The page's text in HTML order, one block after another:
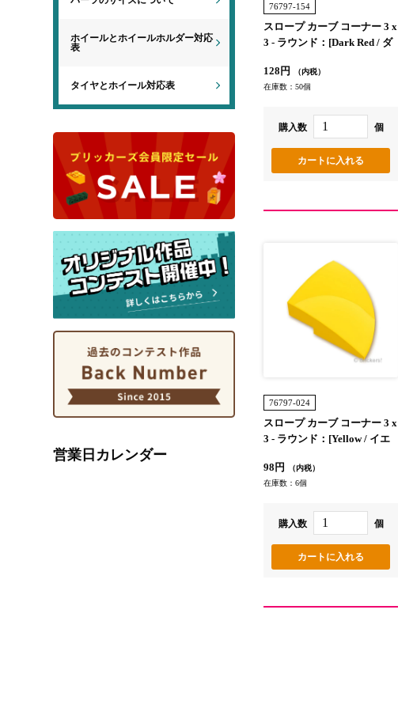
ホイールとホイールホルダー対応
表
タイヤとホイール対応表
営業日カレンダー
76797-154
スロープ カーブ コーナー 3 x
3 - ラウンド：[Dark Red / ダ
128円
（内税）
在庫数：50個
購入数 個
76797-024
スロープ カーブ コーナー 3 x
3 - ラウンド：[Yellow / イエ
98円
（内税）
在庫数：6個
購入数 個